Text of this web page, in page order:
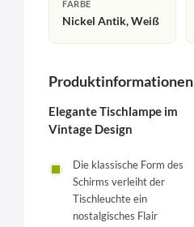
FARBE
Nickel Antik, Weiß
Produktinformationen
Elegante Tischlampe im
Vintage Design
Die klassische Form des
Schirms verleiht der
Tischleuchte ein
nostalgisches Flair